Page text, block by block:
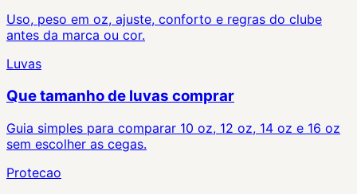
Uso, peso em oz, ajuste, conforto e regras do clube
antes da marca ou cor.
Luvas
Que tamanho de luvas comprar
Guia simples para comparar 10 oz, 12 oz, 14 oz e 16 oz
sem escolher as cegas.
Protecao